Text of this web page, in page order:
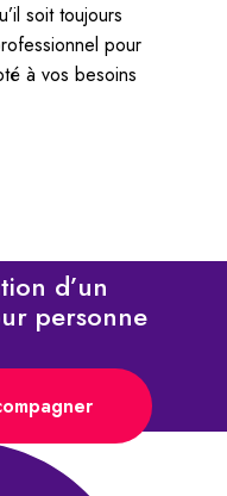
soit toujours
pour
à vos besoins
d’un
personne